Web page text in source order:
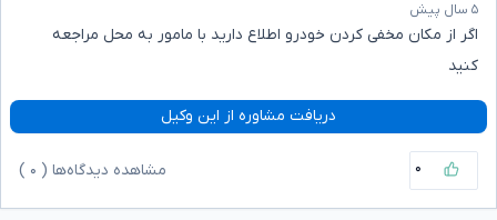
۵ سال پیش
اگر از مکان مخفی کردن خودرو اطلاع دارید با مامور به محل مراجعه
کنید
دریافت مشاوره از این وکیل
۰ مشاهده دیدگاه‌ها ( ۰